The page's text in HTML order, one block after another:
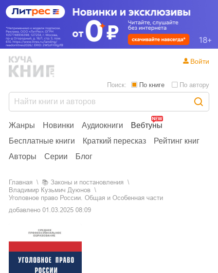
Жанры Новинки Аудиокниги
Вебтуны
Бесплатные книги
Краткий пересказ
Рейтинг книг
Авторы
Серии Блог
Поиск: По книге По автору
Войти
Главная 📚
законы и постановления
Владимир Кузьмич Дуюнов
Уголовное право России. Общая и Особенная части
добавлено 01.03.2025 08:09